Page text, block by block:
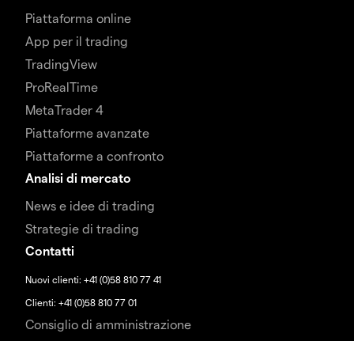
Piattaforma online
App per il trading
TradingView
ProRealTime
MetaTrader 4
Piattaforme avanzate
Piattaforme a confronto
Analisi di mercato
News e idee di trading
Strategie di trading
Contatti
Nuovi clienti: +41 (0)58 810 77 41
Clienti: +41 (0)58 810 77 01
Consiglio di amministrazione